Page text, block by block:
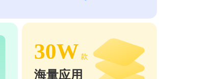
30W 款
海量应用